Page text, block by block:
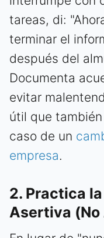
tareas, di:
terminar el
después del
Documenta
evitar
útil que
caso de un
empresa.
2. Practica
Asertiva (No